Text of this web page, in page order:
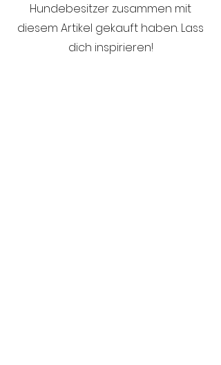
Hundebesitzer zusammen mit
diesem Artikel gekauft haben. Lass
dich inspirieren!